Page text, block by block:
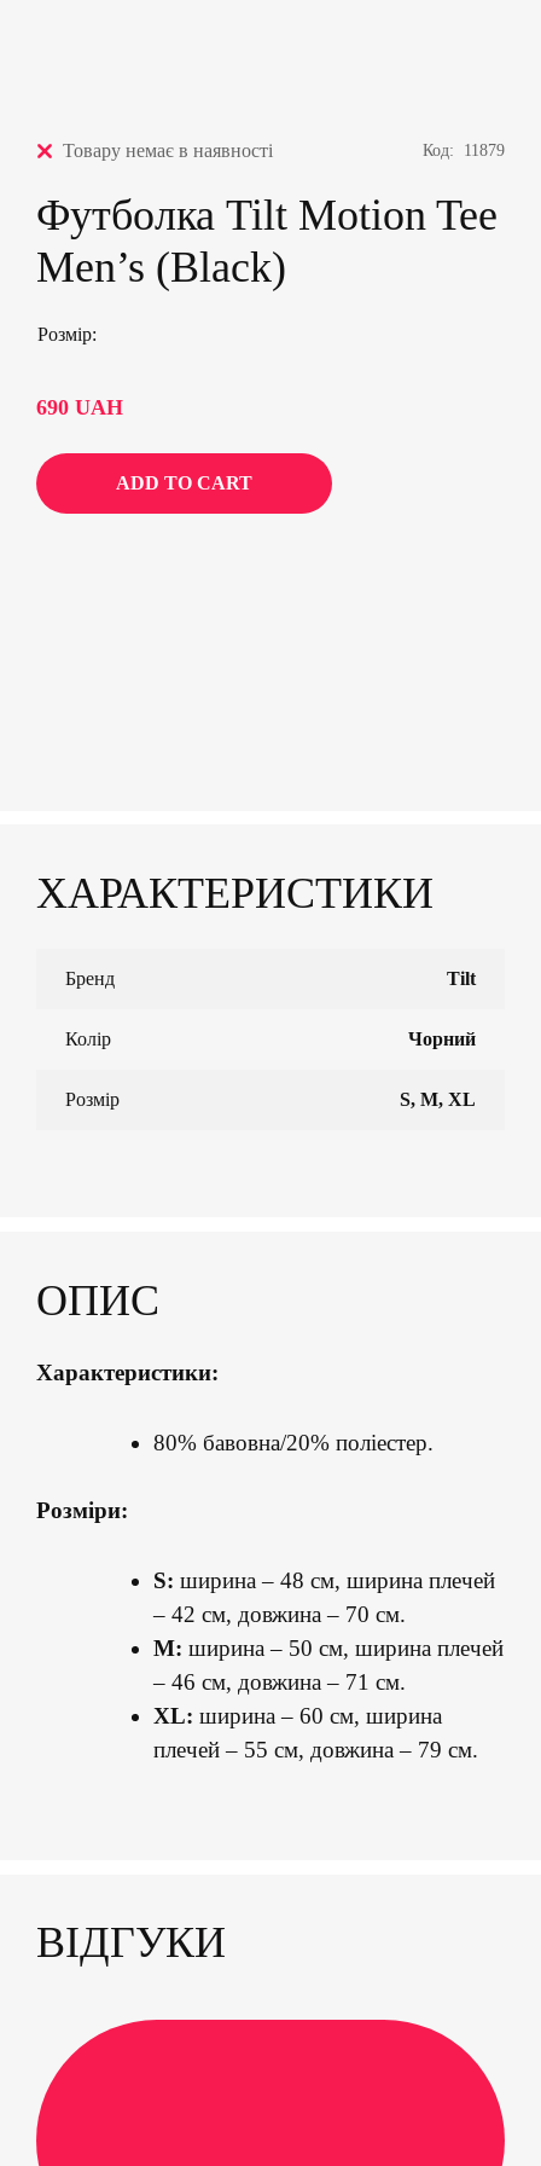
Товару немає в наявності Код: 11879
Футболка Tilt Motion Tee
Men’s (Black)
Розмір
690 UAH
ADD TO CART
ХАРАКТЕРИСТИКИ
Бренд Tilt
Колір Чорний
Розмір S, M, XL
ОПИС
Характеристики:
80% бавовна/20% поліестер.
Розміри:
S: ширина – 48 см, ширина плечей
– 42 см, довжина – 70 см.
M:ширина – 50 см, ширина плечей
– 46 см, довжина – 71 см.
XL:ширина – 60 см, ширина
плечей – 55 см, довжина – 79 см.
ВІДГУКИ